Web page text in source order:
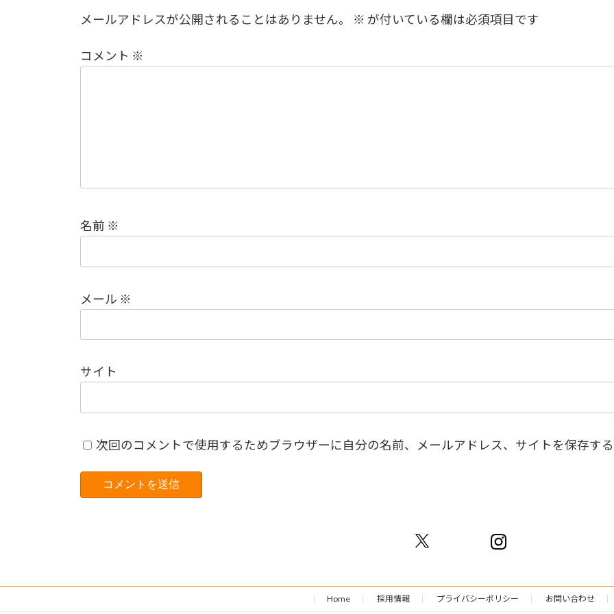
メールアドレスが公開されることはありません。 ※ が付いている欄は必須項目です
コメント ※
名前 ※
メール ※
サイト
次回のコメントで使用するためブラウザーに自分の名前、メールアドレス、サイトを保存す
Home 採用情報 プライバシーポリシー お問い合わせ